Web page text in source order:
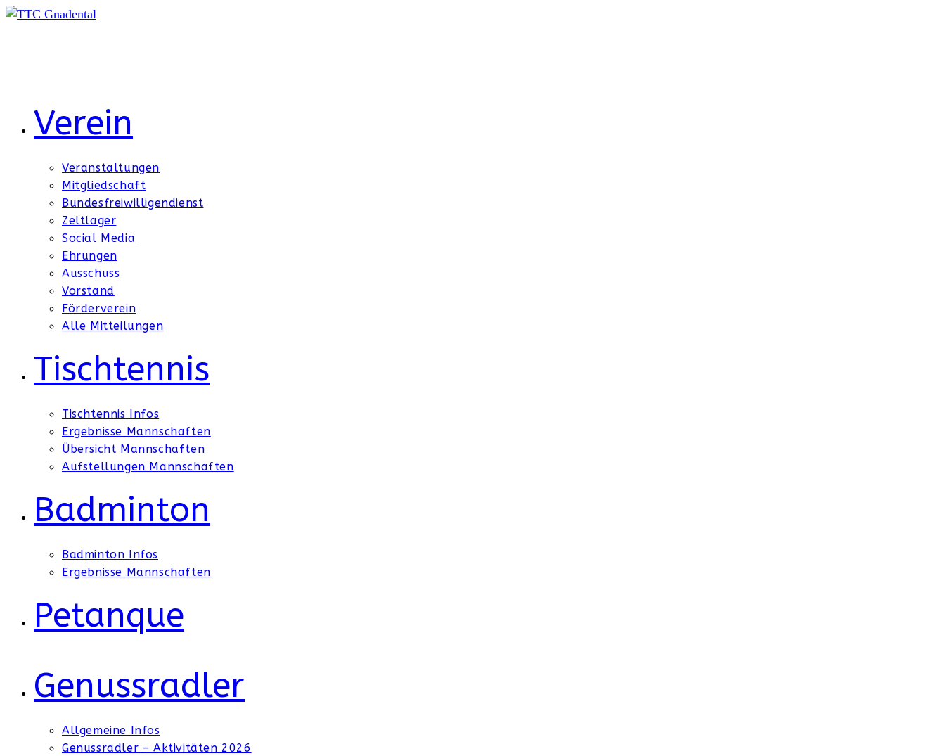
Zum
Verein
Veranstaltungen
Mitgliedschaft
Bundesfreiwilligendienst
Zeltlager
Social Media
Ehrungen
Ausschuss
Vorstand
Förderverein
Alle Mitteilungen
Tischtennis
Tischtennis Infos
Ergebnisse Mannschaften
Übersicht Mannschaften
Aufstellungen Mannschaften
Badminton
Badminton Infos
Ergebnisse Mannschaften
Petanque
Genussradler
Allgemeine Infos
Genussradler – Aktivitäten 2026